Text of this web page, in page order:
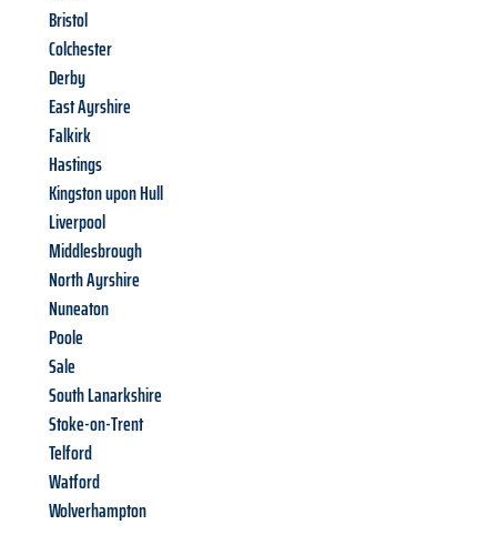
Bristol
Colchester
Derby
East Ayrshire
Falkirk
Hastings
Kingston upon Hull
Liverpool
Middlesbrough
North Ayrshire
Nuneaton
Poole
Sale
South Lanarkshire
Stoke-on-Trent
Telford
Watford
Wolverhampton